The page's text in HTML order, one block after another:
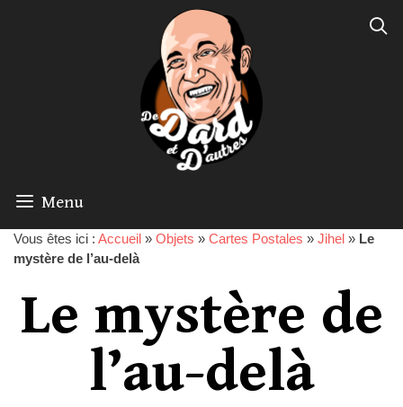
Menu
Vous êtes ici : Accueil » Objets » Cartes Postales » Jihel » Le
mystère de l’au-delà
Le mystère de
l’au-delà